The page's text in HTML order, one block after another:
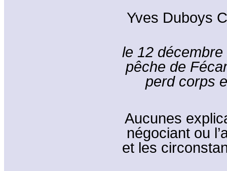
Yves Duboys
le 12 décembre
pêche de
perd corps
Aucunes
négociant ou
et les